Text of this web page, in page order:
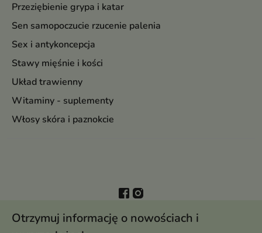
Przeziębienie grypa i katar
Sen samopoczucie rzucenie palenia
Sex i antykoncepcja
Stawy mięśnie i kości
Układ trawienny
Witaminy - suplementy
Włosy skóra i paznokcie
Otrzymuj informację o nowościach i